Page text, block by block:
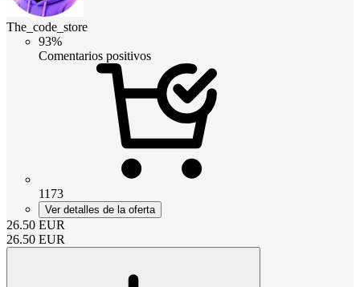
The_code_store
93%
Comentarios positivos
1173
Ver detalles de la oferta
26.50 EUR
26.50 EUR